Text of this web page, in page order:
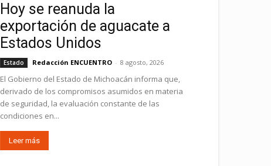
Hoy se reanuda la
exportación de aguacate a
Estados Unidos
Estado Redacción ENCUENTRO - 8 agosto, 2026
El Gobierno del Estado de Michoacán informa que,
derivado de los compromisos asumidos en materia
de seguridad, la evaluación constante de las
condiciones en...
Leer más